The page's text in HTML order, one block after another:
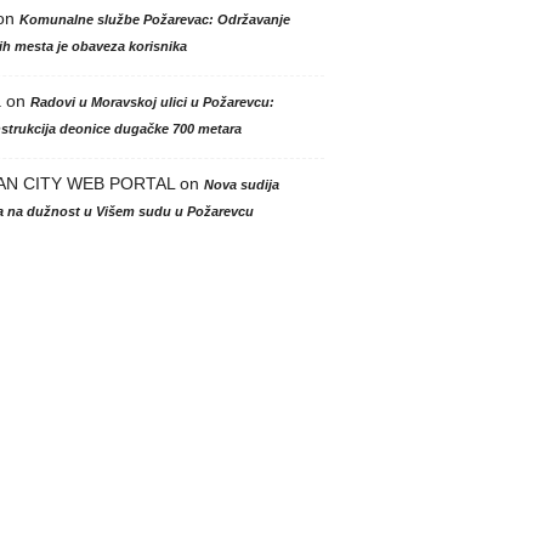
Komunalne službe Požarevac: Održavanje
mesta je obaveza korisnika
on Radovi u Moravskoj ulici u Požarevcu:
deonice dugačke 700 metara
CITY WEB PORTAL on Nova sudija
na dužnost u Višem sudu u Požarevcu